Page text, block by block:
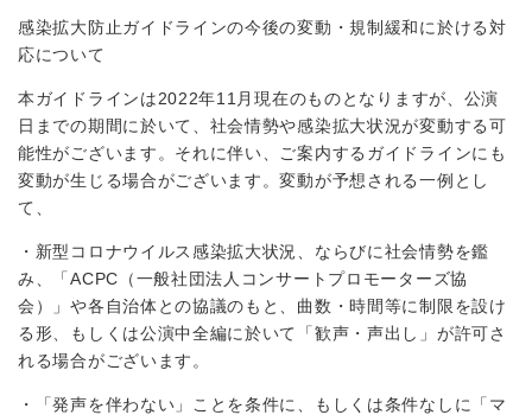
感染拡大防止ガイドラインの今後の変動・規制緩和に於ける対
応について
本ガイドラインは2022年11月現在のものとなりますが、公演
日までの期間に於いて、社会情勢や感染拡大状況が変動する可
能性がございます。それに伴い、ご案内するガイドラインにも
変動が生じる場合がございます。変動が予想される一例とし
て、
・新型コロナウイルス感染拡大状況、ならびに社会情勢を鑑
み、「ACPC（一般社団法人コンサートプロモーターズ協
会）」や各自治体との協議のもと、曲数・時間等に制限を設け
る形、もしくは公演中全編に於いて「歓声・声出し」が許可さ
れる場合がございます。
・「発声を伴わない」ことを条件に、もしくは条件なしに「マ